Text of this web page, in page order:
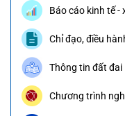
Báo cáo kinh tế -
Chỉ đạo, điều
Thông tin đất đai
Chương trình